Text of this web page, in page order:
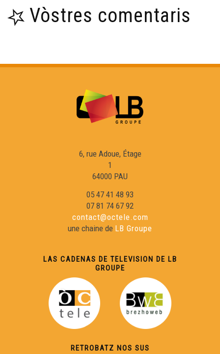
Vòstres comentaris
6, rue Adoue, Étage
1
64000 PAU
05 47 41 48 93
07 81 74 67 92
contact@octele.com
une chaine de LB Groupe
LAS CADENAS DE TELEVISION DE LB
GROUPE
RETROBATZ NOS SUS